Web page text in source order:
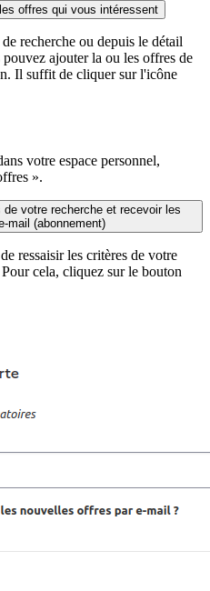
offres qui vous intéressent
recherche ou depuis le détail
ajouter la ou les offres de
Il suffit de cliquer sur l'icône
votre espace personnel,
».
votre recherche et recevoir les
mail (abonnement)
ressaisir les critères de votre
cela, cliquez sur le bouton